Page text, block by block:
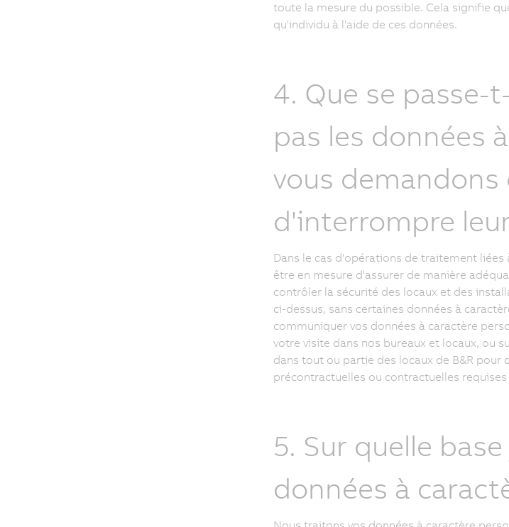
toute la mesure du possible. Cela signifie
qu'individu à l'aide de ces données.
4. Que se passe-
pas les données
vous demandons
d'interrompre
Dans le cas d'opérations de traitement liées
être en mesure d'assurer de manière
contrôler la sécurité des locaux et des
ci-dessus, sans certaines données à
communiquer vos données à caractère
votre visite dans nos bureaux et locaux, ou
dans tout ou partie des locaux de B&R
précontractuelles ou contractuelles
5. Sur quelle
données à